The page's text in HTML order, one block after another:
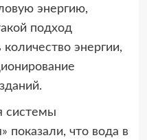
энергию,
подход
количество энергии,
системы
показали, что вода в